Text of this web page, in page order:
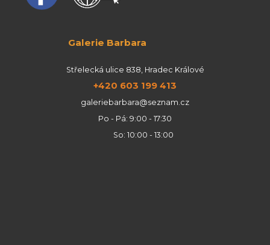
Galerie Barbara
Střelecká ulice 838, Hradec Králové
+420 603 199 413
galeriebarbara@seznam.cz
Po - Pá: 9:00 - 17:30
So: 10:00 - 13:00